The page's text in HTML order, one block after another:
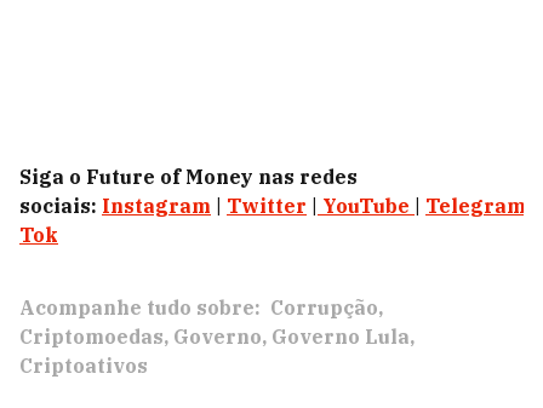
Siga o Future of Money nas redes
sociais: Instagram Twitter YouTube Telegram
Tok
Acompanhe tudo sobre: Corrupção
Criptomoedas Governo Governo Lula
Criptoativos